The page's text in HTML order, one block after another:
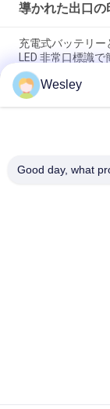
導かれた出口の
充電式バッテリー
LED 非常口標識で
IP65定格LED非常
リー駆動の非常口
壁表面の取付け
Wesley
Good day, what